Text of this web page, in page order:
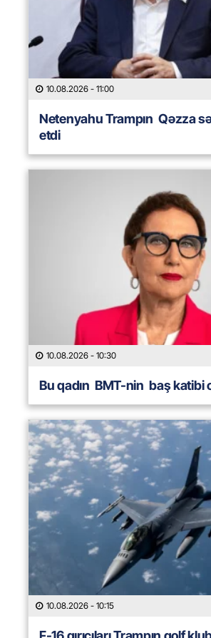
10.08.2026 - 11:00
Netenyahu Trampın Qəzza
etdi
10.08.2026 - 10:30
Bu qadın BMT-nin baş katibi
10.08.2026 - 10:15